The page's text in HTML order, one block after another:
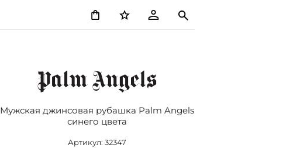
Мужская джинсовая рубашка Palm Angels
синего цвета
Артикул: 32347